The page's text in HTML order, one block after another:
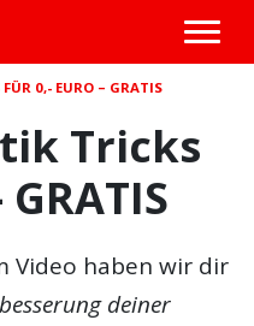
0,- EURO – GRATIS
Tricks
Video haben wir dir
deiner